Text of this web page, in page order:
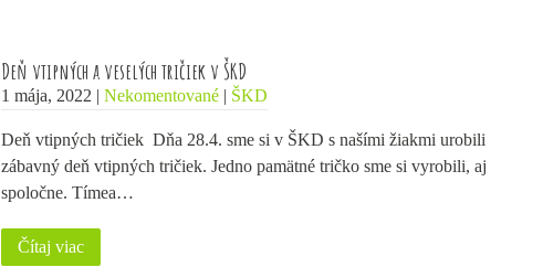
Deň vtipných a veselých tričiek v ŠKD
1 mája, 2022 | Nekomentované| ŠKD
Deň vtipných tričiek Dňa 28.4. sme si v ŠKD s našími žiakmi urobili
zábavný deň vtipných tričiek. Jedno pamätné tričko sme si vyrobili, aj
spoločne. Tímea…
Čítaj viac